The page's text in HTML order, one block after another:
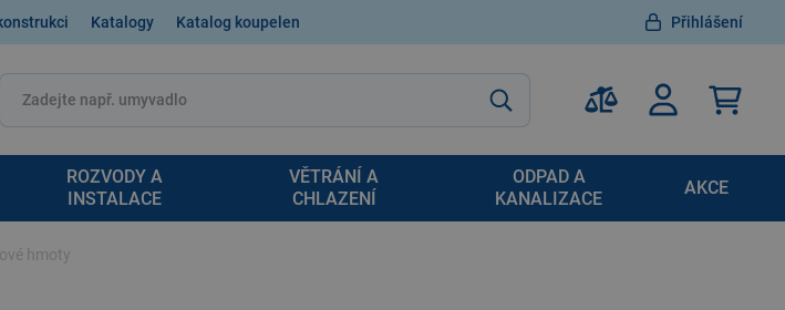
Katalogy Katalog koupelen Přihlášení
ROZVODY A
INSTALACE
VĚTRÁNÍ A
CHLAZENÍ
ODPAD A
KANALIZACE
AKCE
hmoty